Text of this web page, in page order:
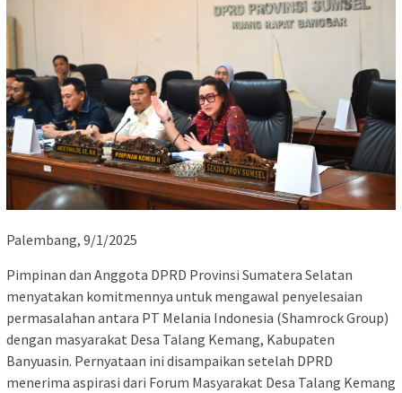
Palembang, 9/1/2025
Pimpinan dan Anggota DPRD Provinsi Sumatera Selatan
menyatakan komitmennya untuk mengawal penyelesaian
permasalahan antara PT Melania Indonesia (Shamrock Group)
dengan masyarakat Desa Talang Kemang, Kabupaten
Banyuasin. Pernyataan ini disampaikan setelah DPRD
menerima aspirasi dari Forum Masyarakat Desa Talang Kemang